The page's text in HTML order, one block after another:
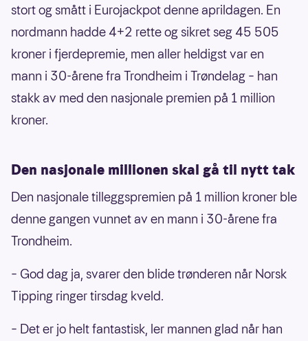
stort og smått i Eurojackpot denne aprildagen. En
nordmann hadde 4+2 rette og sikret seg 45 505
kroner i fjerdepremie, men aller heldigst var en
mann i 30-årene fra Trondheim i Trøndelag – han
stakk av med den nasjonale premien på 1 million
kroner.
Den nasjonale millionen skal gå til nytt tak
Den nasjonale tilleggspremien på 1 million kroner ble
denne gangen vunnet av en mann i 30-årene fra
Trondheim.
– God dag ja, svarer den blide trønderen når Norsk
Tipping ringer tirsdag kveld.
– Det er jo helt fantastisk, ler mannen glad når han